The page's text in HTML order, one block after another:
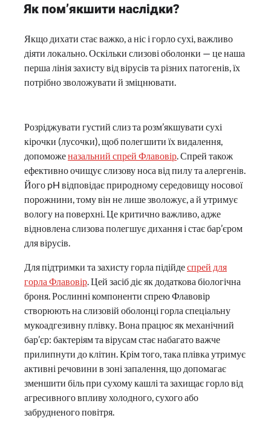
Як пом’якшити наслідки?
Якщо дихати стає важко, а ніс і горло сухі, важливо
діяти локально. Оскільки слизові оболонки — це наша
перша лінія захисту від вірусів та різних патогенів, їх
потрібно зволожувати й зміцнювати.
Розріджувати густий слиз та розм’якшувати сухі
кірочки (лусочки), щоб полегшити їх видалення,
допоможеназальний спрей Флавовір. Спрей також
ефективно очищує слизову носа від пилу та алергенів.
Його pH відповідає природному середовищу носової
порожнини, тому він не лише зволожує, а й утримує
вологу на поверхні. Це критично важливо, адже
відновлена слизова полегшує дихання і стає бар’єром
для вірусів.
Для підтримки та захисту горла підійдеспрей для
горла Флавовір. Цей засіб діє як додаткова біологічна
броня. Рослинні компоненти спрею Флавовір
створюють на слизовій оболонці горла спеціальну
мукоадгезивну плівку. Вона працює як механічний
бар’єр: бактеріям та вірусам стає набагато важче
прилипнути до клітин. Крім того, така плівка утримує
активні речовини в зоні запалення, що допомагає
зменшити біль при сухому кашлі та захищає горло від
агресивного впливу холодного, сухого або
забрудненого повітря.